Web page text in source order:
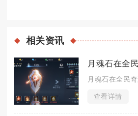
相关资讯
查看详情